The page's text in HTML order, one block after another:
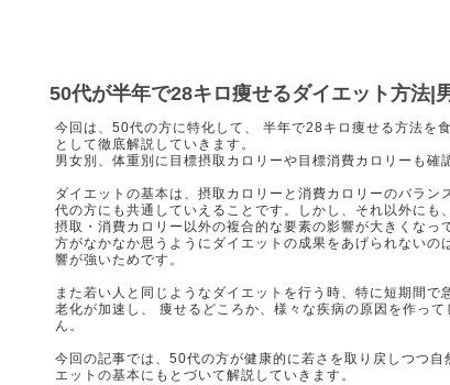
50代が半年で28キロ痩せるダイエット方法|
今回は、50代の方に特化して、 半年で28キロ痩せる方法を
として徹底解説していきます。
男女別、体重別に目標摂取カロリーや目標消費カロリーも確
ダイエットの基本は、摂取カロリーと消費カロリーのバラン
代の方にも共通していえることです。しかし、それ以外にも
摂取・消費カロリー以外の複合的な要素の影響が大きくなっ
方がなかなか思うようにダイエットの成果をあげられないの
響が強いためです。
また若い人と同じようなダイエットを行う時、特に短期間で
老化が加速し、 痩せるどころか、様々な疾病の原因を作っ
ん。
今回の記事では、50代の方が健康的に若さを取り戻しつつ自
エットの基本にもとづいて解説していきます。